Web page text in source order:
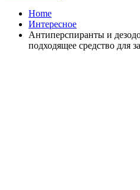
Home
Интересное
Антиперспиранты и
подходящее средство для